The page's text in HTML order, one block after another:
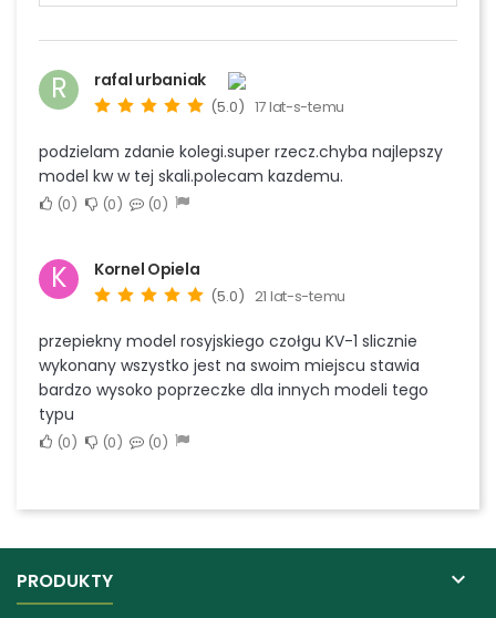
R rafal urbaniak
(5.0) 17 lat-s-temu
podzielam zdanie kolegi.super rzecz.chyba najlepszy
model kw w tej skali.polecam kazdemu.
0 0 0
K Kornel Opiela
(5.0) 21 lat-s-temu
przepiekny model rosyjskiego czołgu KV-1 slicznie
wykonany wszystko jest na swoim miejscu stawia
bardzo wysoko poprzeczke dla innych modeli tego
typu
0 0 0
PRODUKTY 